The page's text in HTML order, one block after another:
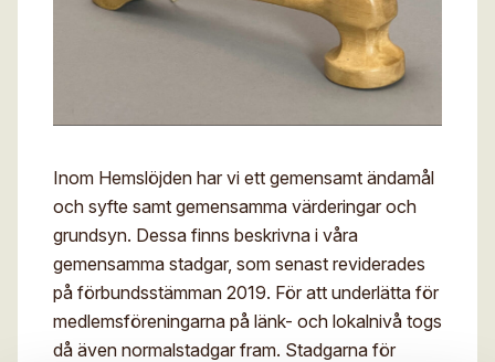
Digitalt museum
Mina sidor
Eng
Inom Hemslöjden har vi ett gemensamt ändamål
och syfte samt gemensamma värderingar och
grundsyn. Dessa finns beskrivna i våra
gemensamma stadgar, som senast reviderades
på förbundsstämman 2019. För att underlätta för
medlemsföreningarna på länk- och lokalnivå togs
då även normalstadgar fram. Stadgarna för
Jag godkänner att mina uppgifter angivna i formuläret
Dataskyddsförordningen, GDPR. Uppgifterna behövs
för att hantera din anmälan och lämnas aldrig ut till
något företag, annan organisation eller privatperson.